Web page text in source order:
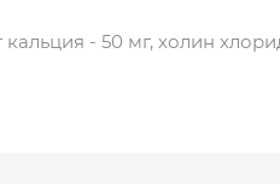
кальция - 50 мг, холин